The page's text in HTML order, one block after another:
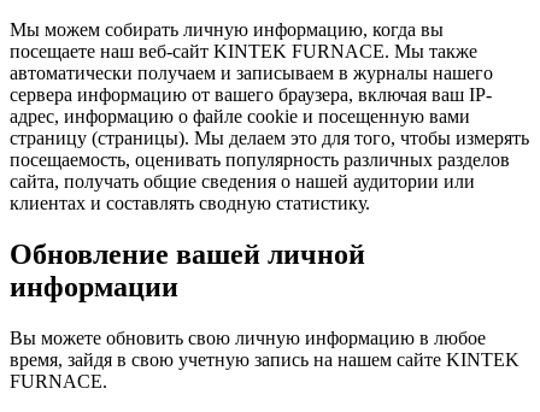
Мы можем собирать личную информацию, когда вы
посещаете наш веб-сайт KINTEK FURNACE. Мы также
автоматически получаем и записываем в журналы нашего
сервера информацию от вашего браузера, включая ваш IP-
адрес, информацию о файле cookie и посещенную вами
страницу (страницы). Мы делаем это для того, чтобы измерять
посещаемость, оценивать популярность различных разделов
сайта, получать общие сведения о нашей аудитории или
клиентах и составлять сводную статистику.
Обновление вашей личной
информации
Вы можете обновить свою личную информацию в любое
время, зайдя в свою учетную запись на нашем сайте KINTEK
FURNACE.